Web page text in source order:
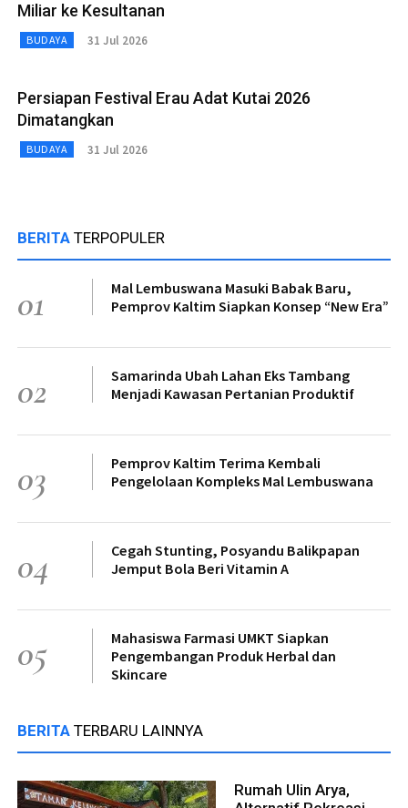
Miliar ke Kesultanan
BUDAYA 31 Jul 2026
Persiapan Festival Erau Adat Kutai 2026
Dimatangkan
BUDAYA 31 Jul 2026
BERITA TERPOPULER
01
Mal Lembuswana Masuki Babak Baru,
Pemprov Kaltim Siapkan Konsep “New Era”
02
Samarinda Ubah Lahan Eks Tambang
Menjadi Kawasan Pertanian Produktif
03
Pemprov Kaltim Terima Kembali
Pengelolaan Kompleks Mal Lembuswana
04
Cegah Stunting, Posyandu Balikpapan
Jemput Bola Beri Vitamin A
05
Mahasiswa Farmasi UMKT Siapkan
Pengembangan Produk Herbal dan
Skincare
BERITA TERBARU LAINNYA
Rumah Ulin Arya,